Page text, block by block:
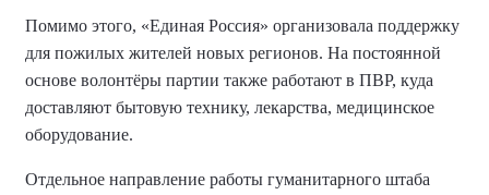
Помимо этого, «Единая Россия» организовала поддержку
для пожилых жителей новых регионов. На постоянной
основе волонтёры партии также работают в ПВР, куда
доставляют бытовую технику, лекарства, медицинское
оборудование.
Отдельное направление работы гуманитарного штаба